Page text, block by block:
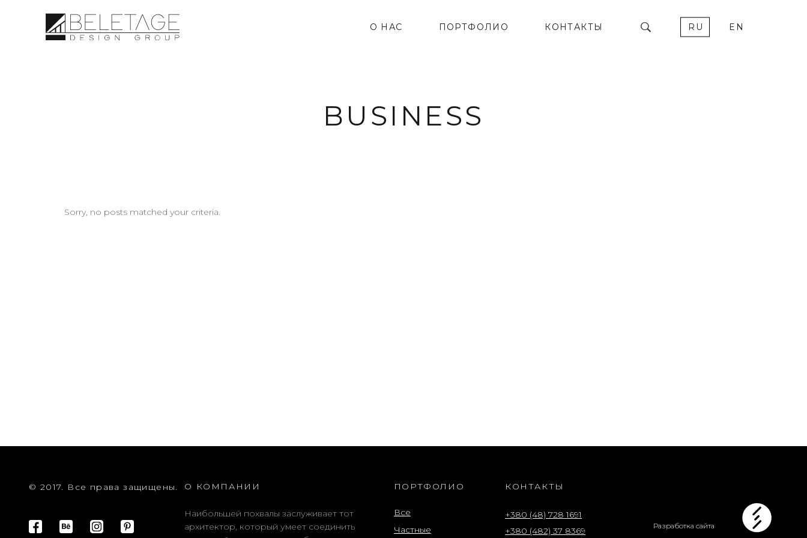
О НАС ПОРТФОЛИО КОНТАКТЫ RU EN
BUSINESS
Sorry, no posts matched your criteria.
© 2017. Все права защищены. О КОМПАНИИ
Наибольшей похвалы заслуживает тот
архитектор, который умеет соединить
ПОРТФОЛИО
Все
Частные
КОНТАКТЫ
+380 (48) 728 1691
+380 (482) 37 8369
Разработка сайта